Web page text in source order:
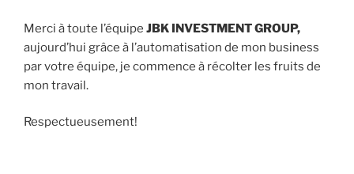
Merci à toute l’équipe JBK INVESTMENT GROUP,
aujourd’hui grâce à l’automatisation de mon business
par votre équipe, je commence à récolter les fruits de
mon travail.
Respectueusement!